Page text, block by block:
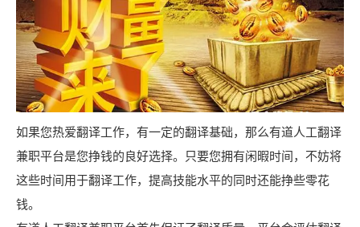
如果您热爱翻译工作，有一定的翻译基础，那么有道人工翻译
兼职平台是您挣钱的良好选择。只要您拥有闲暇时间，不妨将
这些时间用于翻译工作，提高技能水平的同时还能挣些零花
钱。